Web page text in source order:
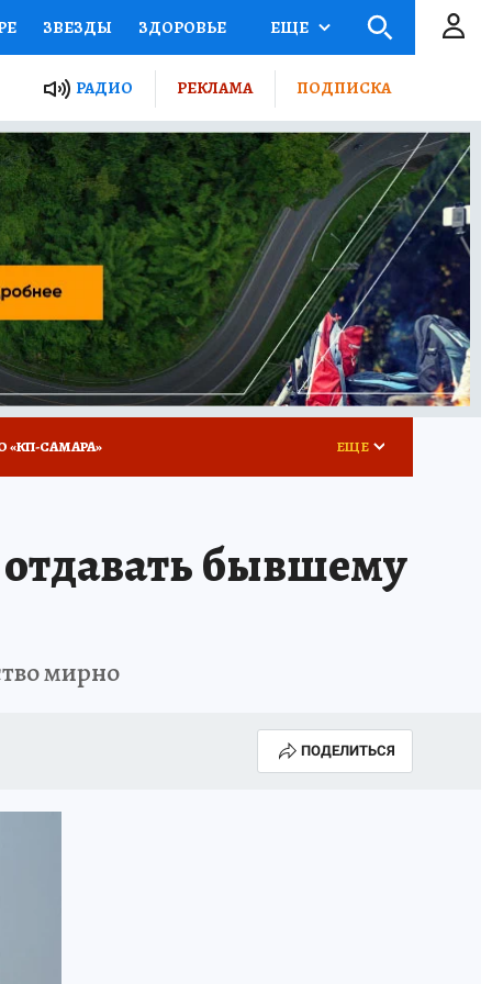
ЗВЕЗДЫ ЗДОРОВЬЕ
ПРОЕКТЫ РОССИИ
ПУТЕВОДИТЕЛЬ
ТУРИЗМ
ВСЕ О КП РАДИО КП
ЕЩЕ
РАДИО РЕКЛАМА ПОДПИСКА
«КП-САМАРА»
ДЕНЬ ПОБЕДЫ В САМАРЕ 2025
ЕЩЕ
бывшему
мирно
ПОДЕЛИТЬСЯ